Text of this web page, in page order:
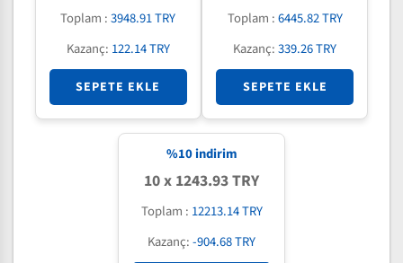
Toplam :3948.91 TRY
Kazanç: 122.14 TRY
SEPETE EKLE
Toplam :6445.82 TRY
Kazanç:339.26 TRY
SEPETE EKLE
%10indirim
10 x 1243.93 TRY
Toplam : 12213.14 TRY
Kazanç:-904.68 TRY